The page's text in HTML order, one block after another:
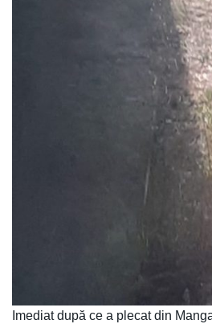
Imediat după ce a plecat din